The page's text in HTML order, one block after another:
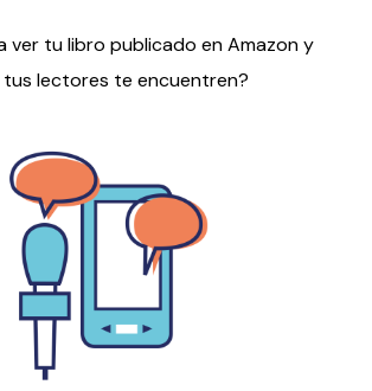
ver tu libro publicado en Amazon y
tus lectores te encuentren?